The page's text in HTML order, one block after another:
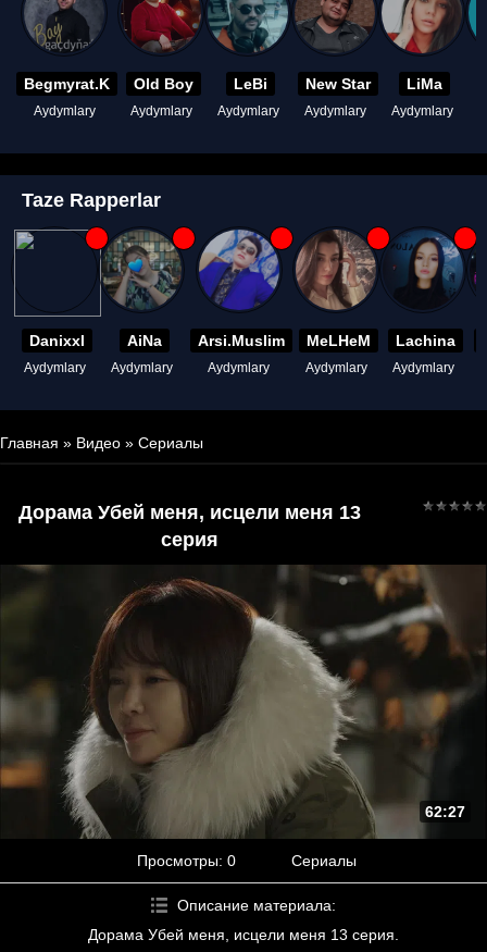
Begmyrat.K
Aydymlary
Old Boy
Aydymlary
LeBi
Aydymlary
New Star
Aydymlary
LiMa
Aydymlary
Taze Rapperlar
Danixxl
Aydymlary
AiNa
Aydymlary
Arsi.Muslim
Aydymlary
MeLHeM
Aydymlary
Lachina
Aydymlary
Главная » Видео » Сериалы
Дорама Убей меня, исцели меня 13
серия
62:27
Просмотры: 0 Сериалы
Описание материала:
Дорама Убей меня, исцели меня 13 серия.